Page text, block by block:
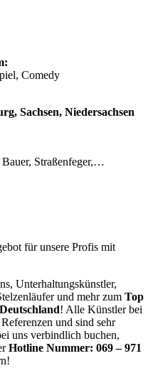
Comedy
Sachsen, Niedersachsen
Straßenfeger,…
für unsere Profis mit
Unterhaltungskünstler,
und mehr zum Top
! Alle Künstler bei
und sind sehr
uns verbindlich buchen,
Hotline Nummer: 069 – 971